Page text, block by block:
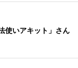
使いアキット」さん